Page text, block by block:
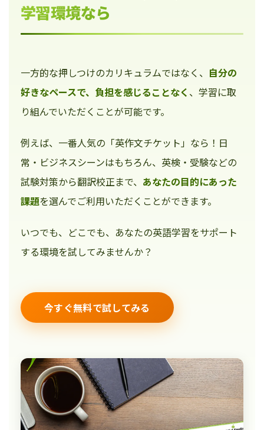
学習環境なら
一方的な押しつけのカリキュラムではなく、 自分の
好きなペースで、負担を感じることなく 、学習に取
り組んでいただくことが可能です。
例えば、一番人気の「英作文チケット」なら！日
常・ビジネスシーンはもちろん、英検・受験などの
試験対策から翻訳校正まで、 あなたの目的にあった
課題を選んでご利用いただくことができます。
いつでも、どこでも、あなたの英語学習をサポート
する環境を試してみませんか？
今すぐ無料で試してみる